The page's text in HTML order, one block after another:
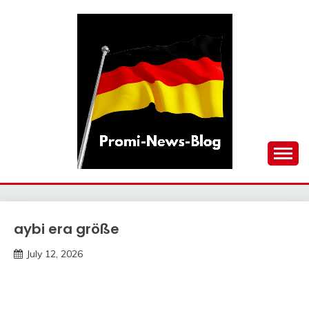
PROMI-NEWS-BLOG
Trends
aybi era größe
July 12, 2026